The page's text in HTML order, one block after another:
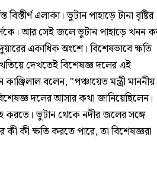
এলাকা। ভুটান পাহাড়ে টানা বৃষ্টির
আর সেই জলে ভুটান পাহাড়ে খনন
একাধিক অংশে। বিশেষভাবে ক্ষতি
দেখতেই বিশেষজ্ঞ দলের এই
বলেন, "পঞ্চায়েত মন্ত্রী মাননীয়
দলের আসার কথা জানিয়েছিলেন।
করতে। ভুটান থেকে নদীর জলের সঙ্গে
কী ক্ষতি করতে পারে, তা বিশেষজ্ঞরা